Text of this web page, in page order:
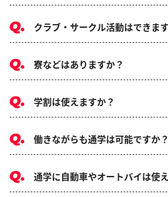
クラブ・サークル活動はできま
寮などはありますか？
学割は使えますか？
働きながらも通学は可能ですか？
通学に自動車やオートバイは使